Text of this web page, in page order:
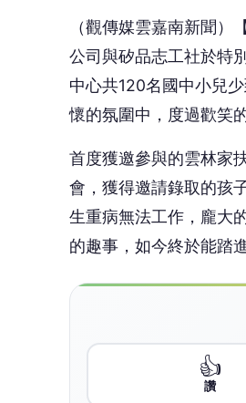
（觀傳媒雲嘉南新聞
公司與矽品志工社於特
中心共120名國中小兒
懷的氛圍中，度過歡笑
首度獲邀參與的雲林家
會，獲得邀請錄取的孩
生重病無法工作，龐大
的趣事，如今終於能踏
👍
讚